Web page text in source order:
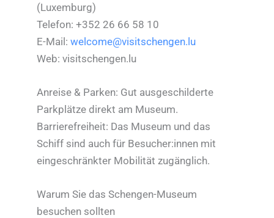
(Luxemburg)
Telefon: +352 26 66 58 10
E-Mail:welcome@visitschengen.lu
Web: visitschengen.lu
Anreise & Parken: Gut ausgeschilderte
Parkplätze direkt am Museum.
Barrierefreiheit: Das Museum und das
Schiff sind auch für Besucher:innen mit
eingeschränkter Mobilität zugänglich.
Warum Sie das Schengen-Museum
besuchen sollten